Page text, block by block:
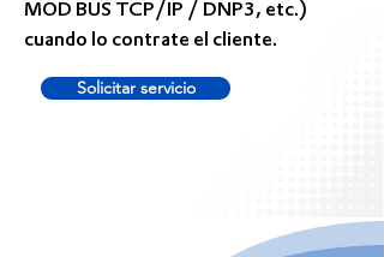
MOD BUS TCP/IP / DNP3, etc.)
cuando lo contrate el cliente.
Solicitar servicio